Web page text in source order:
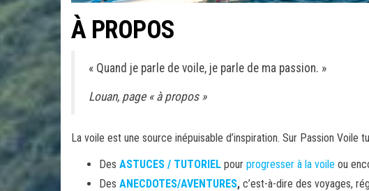
À PROPOS
« Quand je parle de voile, je parle de ma passion. »
Louan, page « à propos »
La voile est une source inépuisable d’inspiration. Sur Passion
Des ASTUCES / TUTORIEL pour progresser à la voile ou
Des ANECDOTES/AVENTURES, c’est-à-dire des voyages,